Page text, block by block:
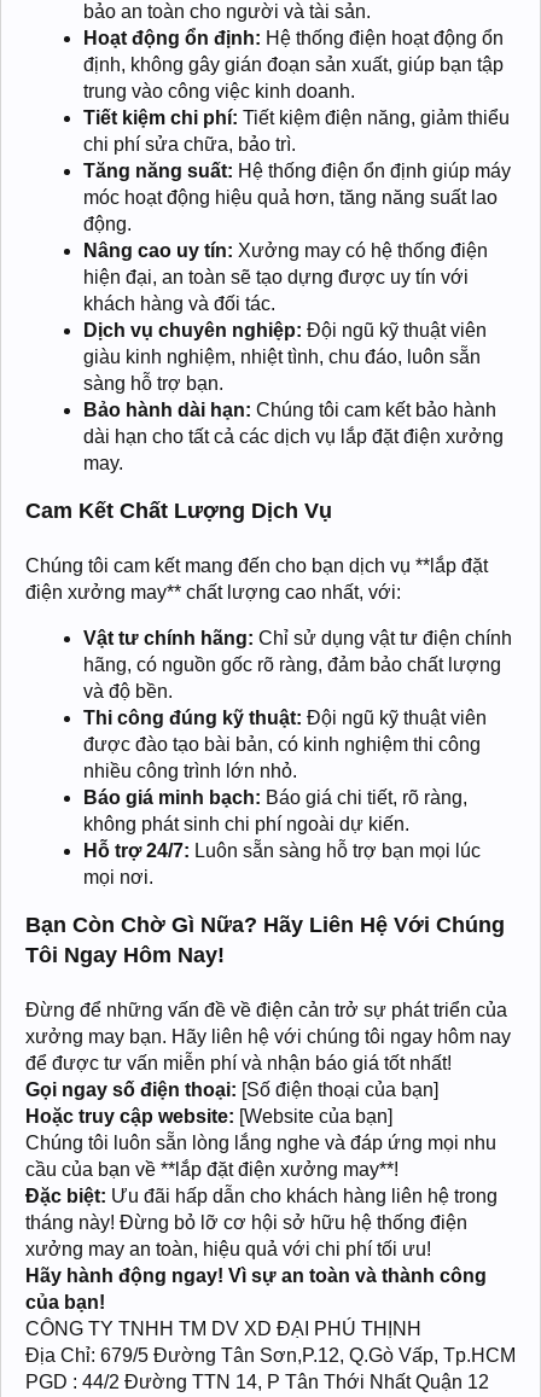
bảo an toàn cho người và tài sản.
Hoạt động ổn định: Hệ thống điện hoạt động ổn
định, không gây gián đoạn sản xuất, giúp bạn tập
trung vào công việc kinh doanh.
Tiết kiệm chi phí: Tiết kiệm điện năng, giảm thiểu
chi phí sửa chữa, bảo trì.
Tăng năng suất: Hệ thống điện ổn định giúp máy
móc hoạt động hiệu quả hơn, tăng năng suất lao
động.
Nâng cao uy tín: Xưởng may có hệ thống điện
hiện đại, an toàn sẽ tạo dựng được uy tín với
khách hàng và đối tác.
Dịch vụ chuyên nghiệp: Đội ngũ kỹ thuật viên
giàu kinh nghiệm, nhiệt tình, chu đáo, luôn sẵn
sàng hỗ trợ bạn.
Bảo hành dài hạn: Chúng tôi cam kết bảo hành
dài hạn cho tất cả các dịch vụ lắp đặt điện xưởng
may.
Cam Kết Chất Lượng Dịch Vụ
Chúng tôi cam kết mang đến cho bạn dịch vụ **lắp đặt
điện xưởng may** chất lượng cao nhất, với:
Vật tư chính hãng: Chỉ sử dụng vật tư điện chính
hãng, có nguồn gốc rõ ràng, đảm bảo chất lượng
và độ bền.
Thi công đúng kỹ thuật: Đội ngũ kỹ thuật viên
được đào tạo bài bản, có kinh nghiệm thi công
nhiều công trình lớn nhỏ.
Báo giá minh bạch: Báo giá chi tiết, rõ ràng,
không phát sinh chi phí ngoài dự kiến.
Hỗ trợ 24/7: Luôn sẵn sàng hỗ trợ bạn mọi lúc
mọi nơi.
Bạn Còn Chờ Gì Nữa? Hãy Liên Hệ Với Chúng
Tôi Ngay Hôm Nay!
Đừng để những vấn đề về điện cản trở sự phát triển của
xưởng may bạn. Hãy liên hệ với chúng tôi ngay hôm nay
để được tư vấn miễn phí và nhận báo giá tốt nhất!
Gọi ngay số điện thoại: [Số điện thoại của bạn]
Hoặc truy cập website: [Website của bạn]
Chúng tôi luôn sẵn lòng lắng nghe và đáp ứng mọi nhu
cầu của bạn về **lắp đặt điện xưởng may**!
Đặc biệt: Ưu đãi hấp dẫn cho khách hàng liên hệ trong
tháng này! Đừng bỏ lỡ cơ hội sở hữu hệ thống điện
xưởng may an toàn, hiệu quả với chi phí tối ưu!
Hãy hành động ngay! Vì sự an toàn và thành công
của bạn!
CÔNG TY TNHH TM DV XD ĐẠI PHÚ THỊNH
Ðịa Chỉ: 679/5 Đường Tân Sơn,P.12, Q.Gò Vấp, Tp.HCM
PGD : 44/2 Đường TTN 14, P Tân Thới Nhất Quận 12